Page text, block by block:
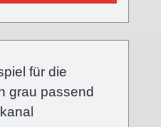
befinden sich zwei
die am
um 1 oder 2
Durchmesser